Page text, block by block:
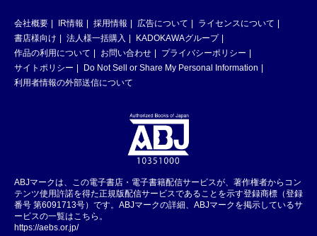
会社概要 IR情報 採用情報 広告について
ライセンスについて
書店様向け
法人様一括購入
KADOKAWAグループ
作品の利用について
お問い合わせ
プライバシーポリシー
サイトポリシー
Do Not Sell or Share My Personal Information
利用者情報の外部送信について
ABJマークは、この電子書店・電子書籍配信サービスが、著作権者からコン
テンツ使用許諾を得た正規版配信サービスであることを示す登録商標（登録
番号 第6091713号）です。ABJマークの詳細、ABJマークを掲示しているサ
ービスの一覧はこちら。
https://aebs.or.jp/